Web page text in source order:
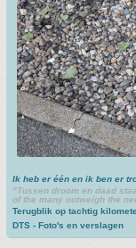
Ik heb er één en ik ben er
"Tussen droom en daad
of the many outweigh the
Terugblik op tachtig
DTS - Foto's en verslagen